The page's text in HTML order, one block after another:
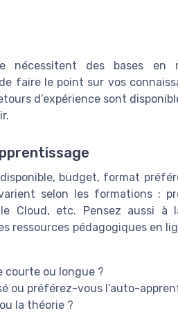
des bases en
faire le point sur vos
d’expérience sont
budget, format
selon les formations :
Cloud, etc. Pensez aussi à
ressources pédagogiques en
ou longue ?
ou préférez-vous l’auto-
la théorie ?